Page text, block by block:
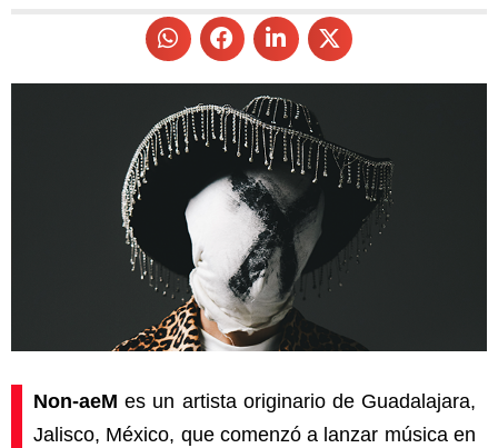
Non-aeM es un artista originario de Guadalajara,
Jalisco, México, que comenzó a lanzar música en